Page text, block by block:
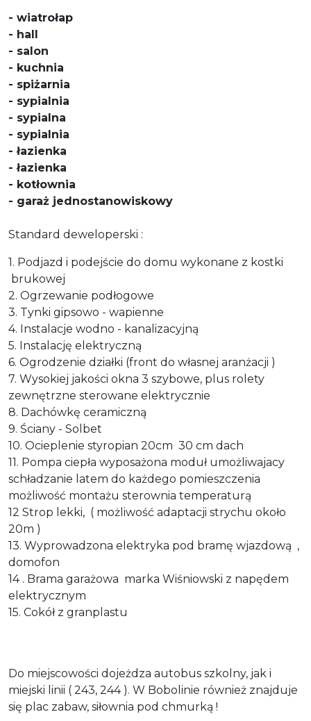
- wiatrołap
- hall
- salon
- kuchnia
- spiżarnia
- sypialnia
- sypialna
- sypialnia
- łazienka
- łazienka
- kotłownia
- garaż jednostanowiskowy
Standard deweloperski :
1. Podjazd i podejście do domu wykonane z kostki
brukowej
2. Ogrzewanie podłogowe
3. Tynki gipsowo - wapienne
4. Instalacje wodno - kanalizacyjną
5. Instalację elektryczną
6. Ogrodzenie działki (front do własnej aranżacji )
7. Wysokiej jakości okna 3 szybowe, plus rolety
zewnętrzne sterowane elektrycznie
8. Dachówkę ceramiczną
9. Ściany - Solbet
10. Ocieplenie styropian 20cm 30 cm dach
11. Pompa ciepła wyposażona moduł umożliwajacy
schładzanie latem do każdego pomieszczenia
możliwość montażu sterownia temperaturą
12 Strop lekki, ( możliwość adaptacji strychu około
20m )
13. Wyprowadzona elektryka pod bramę wjazdową ,
domofon
14 . Brama garażowa marka Wiśniowski z napędem
elektrycznym
15. Cokół z granplastu
Do miejscowości dojeżdza autobus szkolny, jak i
miejski linii ( 243, 244 ). W Bobolinie również znajduje
się plac zabaw, siłownia pod chmurką !